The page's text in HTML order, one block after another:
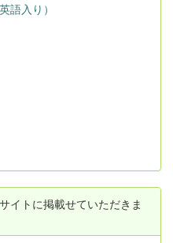
語入り）
イトに掲載せていただきま